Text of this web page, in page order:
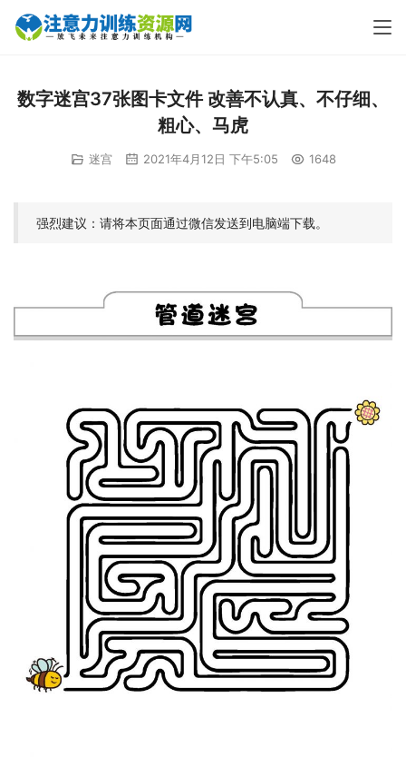
数字迷宫37张图卡文件 改善不认真、不仔细、
粗心、马虎
迷宫 2021年4月12日 下午5:05 1648
强烈建议：请将本页面通过微信发送到电脑端下载。